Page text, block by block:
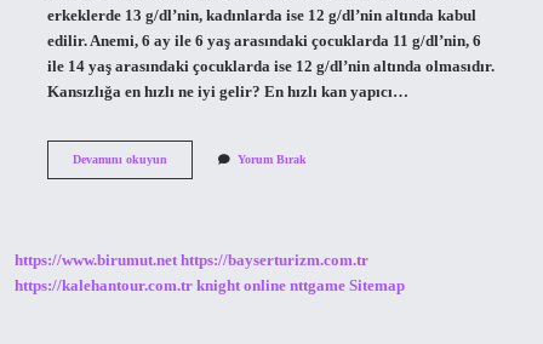
erkeklerde 13 g/dl’nin, kadınlarda ise 12 g/dl’nin altında kabul
edilir. Anemi, 6 ay ile 6 yaş arasındaki çocuklarda 11 g/dl’nin, 6
ile 14 yaş arasındaki çocuklarda ise 12 g/dl’nin altında olmasıdır.
Kansızlığa en hızlı ne iyi gelir? En hızlı kan yapıcı…
Devamını okuyunKansızlık
Yorum Bırak
https://www.birumut.net https://bayserturizm.com.tr
https://kalehantour.com.tr knight online nttgame Sitemap